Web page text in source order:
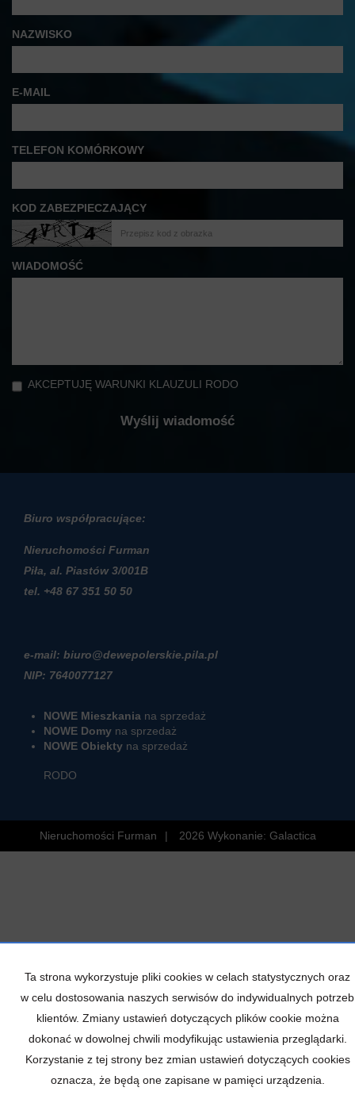
NAZWISKO
E-MAIL
TELEFON KOMÓRKOWY
KOD ZABEZPIECZAJĄCY
WIADOMOŚĆ
AKCEPTUJĘ WARUNKI KLAUZULI RODO
Biuro współpracujące:
Nieruchomości Furman
Piła, al. Piastów 3/001B
tel. +48 67 351 50 50
e-mail: biuro@dewepolerskie.pila.pl
NIP: 7640077127
NOWE Mieszkania na sprzedaż
NOWE Domy na sprzedaż
NOWE Obiekty na sprzedaż
RODO
Nieruchomości Furman 2026 Wykonanie: Galactica
Ta strona wykorzystuje pliki cookies w celach statystycznych oraz
w celu dostosowania naszych serwisów do indywidualnych potrzeb
klientów. Zmiany ustawień dotyczących plików cookie można
dokonać w dowolnej chwili modyfikując ustawienia przeglądarki.
Korzystanie z tej strony bez zmian ustawień dotyczących cookies
oznacza, że będą one zapisane w pamięci urządzenia.